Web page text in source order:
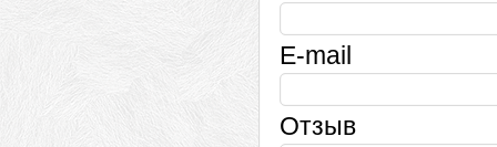
E-mail
Отзыв